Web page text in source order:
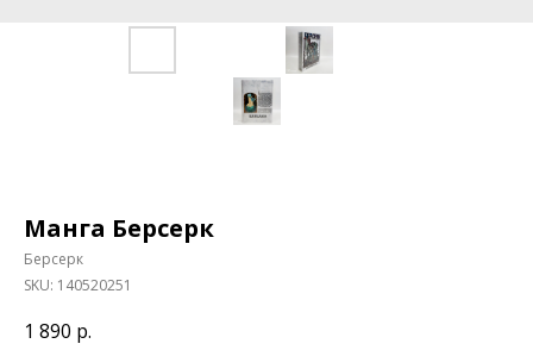
Манга Берсерк
Берсерк
SKU: 140520251
1 890 р.